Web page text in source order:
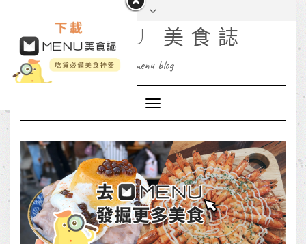
MENU 美食誌
menu blog
Toggle
Navigation